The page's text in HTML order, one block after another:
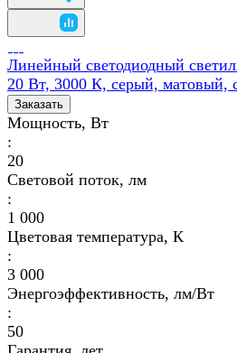
Линейный светодиодный
20 Вт, 3000 К, серый, матовый,
Заказать
Мощность, Вт
:
20
Световой поток, лм
:
1 000
Цветовая температура, К
:
3 000
Энергоэффективность, лм/Вт
:
50